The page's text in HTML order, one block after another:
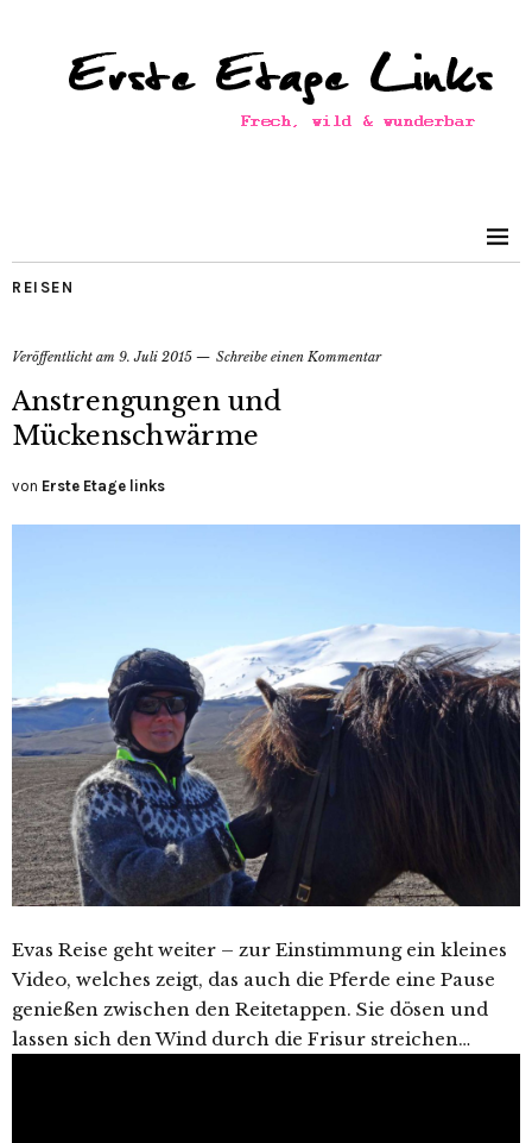
REISEN
Veröffentlicht am 9. Juli 2015 Schreibe einen Kommentar
Anstrengungen und
Mückenschwärme
von Erste Etage links
Evas Reise geht weiter – zur Einstimmung ein kleines
Video, welches zeigt, das auch die Pferde eine Pause
genießen zwischen den Reitetappen. Sie dösen und
lassen sich den Wind durch die Frisur streichen…